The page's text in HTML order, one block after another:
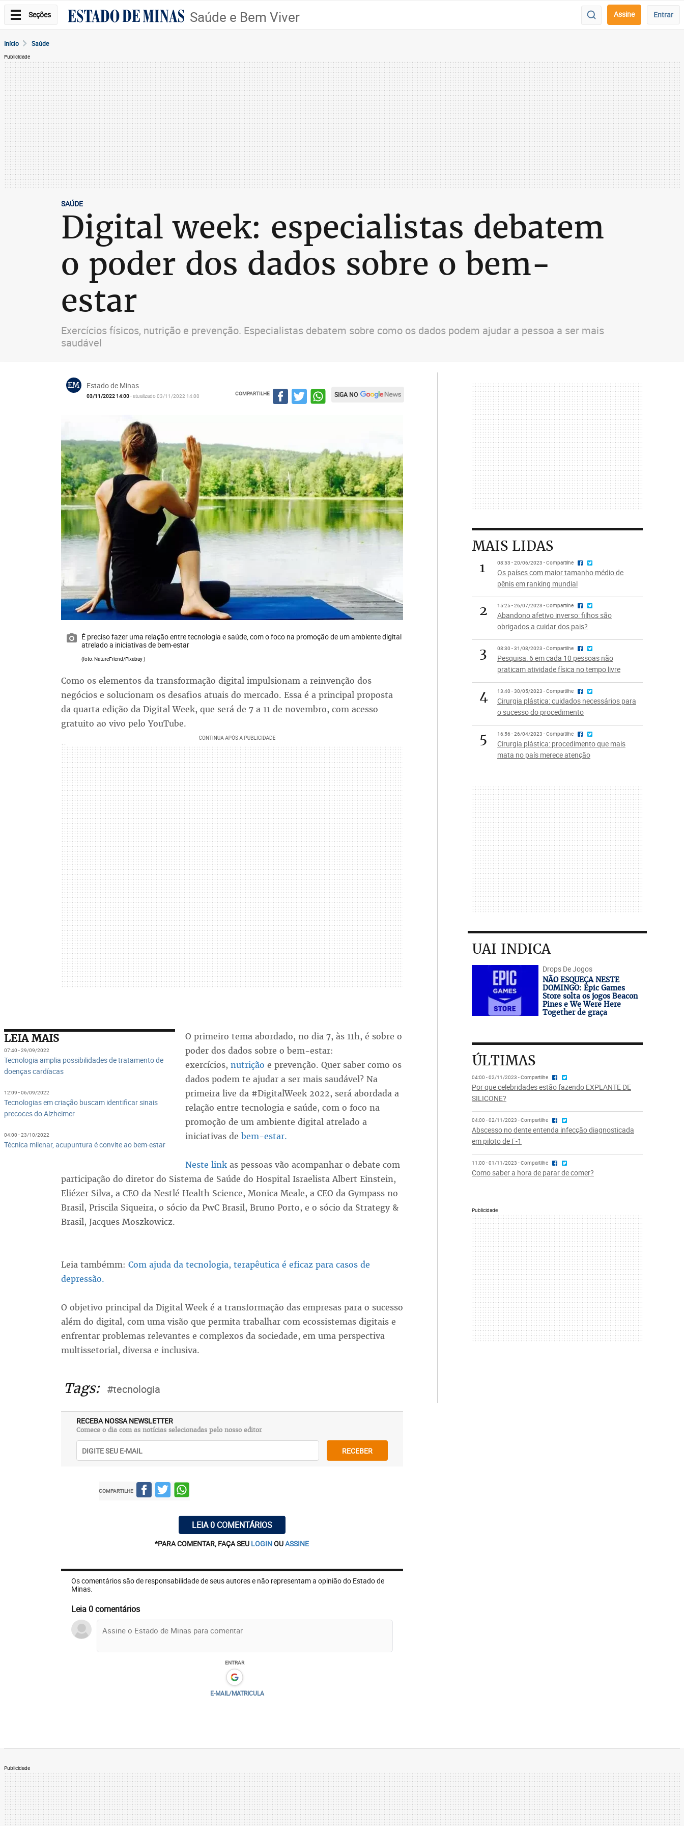
Seções Saúde e Bem Viver Assine Entrar
Início Saúde
Publicidade
SAÚDE
Digital week: especialistas debatem
o poder dos dados sobre o bem-
estar
Exercícios físicos, nutrição e prevenção. Especialistas debatem sobre como os dados podem ajudar a pessoa a ser mais
saudável
EM Estado de Minas
03/11/2022 14:00- atualizado 03/11/2022 14:00 COMPARTILHE SIGA NO
É preciso fazer uma relação entre tecnologia e saúde, com o foco na promoção de um ambiente digital
atrelado a iniciativas de bem-estar
(foto: NatureFriend/Pixabay )
Como os elementos da transformação digital impulsionam a reinvenção dos
negócios e solucionam os desafios atuais do mercado. Essa é a principal proposta
da quarta edição da Digital Week, que será de 7 a 11 de novembro, com acesso
gratuito ao vivo pelo YouTube.
LEIA MAIS
07:40 - 29/09/2022
Tecnologia amplia possibilidades de tratamento de
doenças cardíacas
12:09 - 06/09/2022
Tecnologias em criação buscam identificar sinais
precoces do Alzheimer
04:00 - 23/10/2022
Técnica milenar, acupuntura é convite ao bem-estar
O primeiro tema abordado, no dia 7, às 11h, é sobre o
poder dos dados sobre o bem-estar:
exercícios, nutrição e prevenção. Quer saber como os
dados podem te ajudar a ser mais saudável? Na
primeira live da #DigitalWeek 2022, será abordada a
relação entre tecnologia e saúde, com o foco na
promoção de um ambiente digital atrelado a
iniciativas de bem-estar.
Neste linkas pessoas vão acompanhar o debate com
participação do diretor do Sistema de Saúde do Hospital Israelista Albert Einstein,
Eliézer Silva, a CEO da Nestlé Health Science, Monica Meale, a CEO da Gympass no
Brasil, Priscila Siqueira, o sócio da PwC Brasil, Bruno Porto, e o sócio da Strategy &
Brasil, Jacques Moszkowicz.
Leia tambémm: Com ajuda da tecnologia, terapêutica é eficaz para casos de
depressão.
O objetivo principal da Digital Week é a transformação das empresas para o sucesso
além do digital, com uma visão que permita trabalhar com ecossistemas digitais e
enfrentar problemas relevantes e complexos da sociedade, em uma perspectiva
multissetorial, diversa e inclusiva.
Tags: #tecnologia
RECEBA NOSSA NEWSLETTER
Comece o dia com as notícias selecionadas pelo nosso editor
RECEBER
COMPARTILHE
LEIA 0 COMENTÁRIOS
*PARA COMENTAR, FAÇA SEU LOGINOUASSINE
Os comentários são de responsabilidade de seus autores e não representam a opinião do Estado de
Minas.
Leia 0 comentários
ENTRAR
E-MAIL/MATRICULA
MAIS LIDAS
1
08:53 - 20/06/2023 - Compartilhe
Os países com maior tamanho médio de
pênis em ranking mundial
2 15:25 - 26/07/2023 - Compartilhe
Abandono afetivo inverso: filhos são
obrigados a cuidar dos pais?
3 08:30 - 31/08/2023 - Compartilhe
Pesquisa: 6 em cada 10 pessoas não
praticam atividade física no tempo livre
4 13:40 - 30/05/2023 - Compartilhe
Cirurgia plástica: cuidados necessários para
o sucesso do procedimento
5 16:56 - 26/04/2023 - Compartilhe
Cirurgia plástica: procedimento que mais
mata no país merece atenção
UAI INDICA
Drops De Jogos
NÃO ESQUEÇA NESTE
DOMINGO: Epic Games
Store solta os jogos Beacon
Pines e We Were Here
Together de graça
ÚLTIMAS
04:00 - 02/11/2023 - Compartilhe
Por que celebridades estão fazendo EXPLANTE DE
SILICONE?
04:00 - 02/11/2023 - Compartilhe
Abscesso no dente entenda infecção diagnosticada
em piloto de F-1
11:00 - 01/11/2023 - Compartilhe
Como saber a hora de parar de comer?
Publicidade
Publicidade